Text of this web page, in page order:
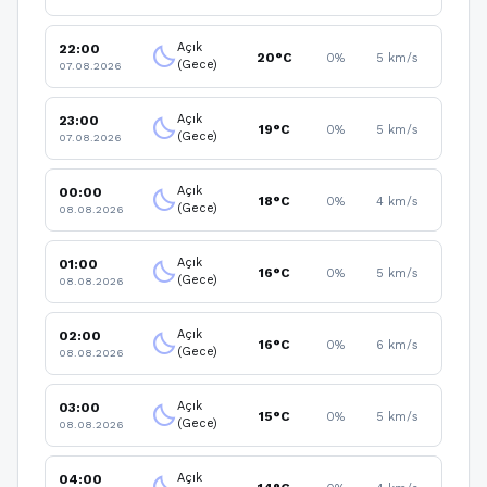
22:00
07.08.2026 clear_nightAçık
(Gece)
20°C 0% 5 km/s
23:00
07.08.2026 clear_nightAçık
(Gece)
19°C 0% 5 km/s
00:00
08.08.2026 clear_nightAçık
(Gece)
18°C 0% 4 km/s
01:00
08.08.2026 clear_nightAçık
(Gece)
16°C 0% 5 km/s
02:00
08.08.2026 clear_nightAçık
(Gece)
16°C 0% 6 km/s
03:00
08.08.2026 clear_nightAçık
(Gece)
15°C 0% 5 km/s
04:00
Açık